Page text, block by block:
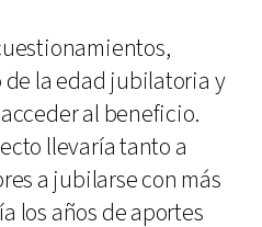
la edad jubilatoria y
al beneficio.
llevaría tanto a
a jubilarse con más
los años de aportes